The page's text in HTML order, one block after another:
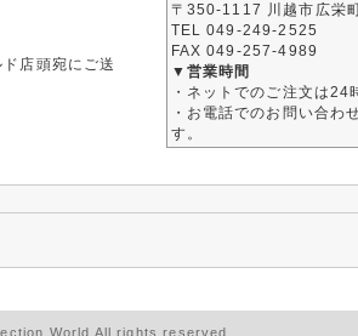
店頭宛にご送
〒350-1117 川越市広栄
TEL 049-249-2525
FAX 049-257-4989
▼営業時間
・ネットでのご注文は24
・お電話でのお問い合
す。
World All rights reserved.